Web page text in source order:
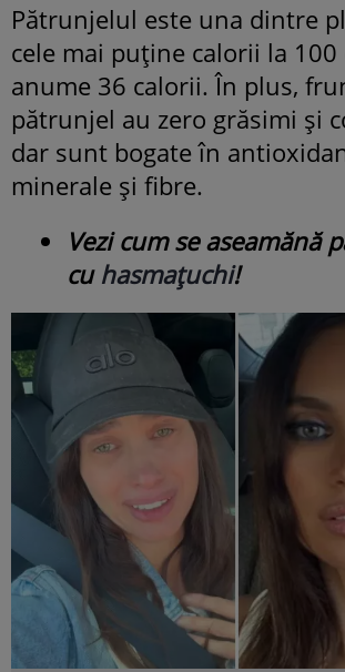
Pătrunjelul este una dintre
cele mai puține calorii la 100
anume 36 calorii. În plus,
pătrunjel au zero grăsimi și
dar sunt bogate în
minerale și fibre.
Vezi cum se aseamănă
cu hasmațuchi!